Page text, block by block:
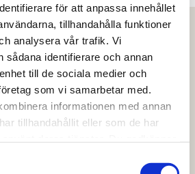
för att anpassa innehållet
tillhandahålla funktioner
analysera vår trafik. Vi
sådana identifierare och annan
till de sociala medier och
som vi samarbetar med.
informationen med annan
tillhandahållit eller som de har